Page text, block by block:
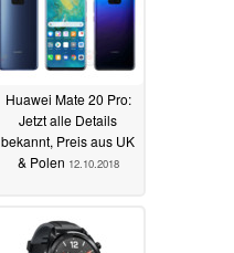
Huawei Mate 20 Pro:
Jetzt alle Details
bekannt, Preis aus UK
& Polen 12.10.2018